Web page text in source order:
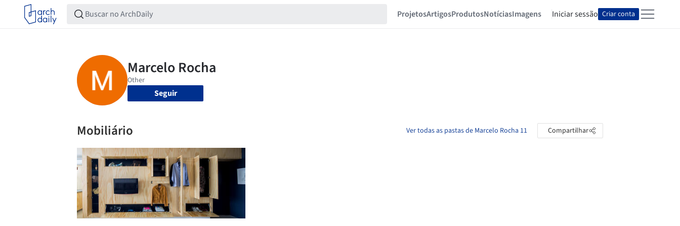
ProjetosArtigosProdutosNotíciasImagens Iniciar sessão Criar conta
Seguir
Mobiliário Ver todas as pastas de Marcelo Rocha 11 Compartilhar